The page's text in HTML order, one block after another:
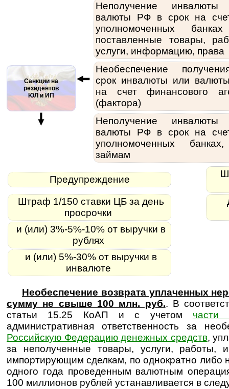
Санкции на
резидентов
ЮЛ и ИП
Неполучение инвалюты
валюты РФ в срок на
уполномоченных
поставленные товары,
услуги, информацию, права
Необеспечение
срок инвалюты или
на счет финансового
(фактора)
Неполучение инвалюты
валюты РФ в срок на
уполномоченных
займам
Предупреждение
Штраф 1/150 ставки ЦБ за день
просрочки
и (или) 3%-5%-10% от выручки в
рублях
и (или) 5%-30% от выручки в
инвалюте
Необеспечение возврата уплаченных
сумму не свыше 100 млн. руб.. В
статьи 15.25 КоАП и с учетом части
административная ответственность за
Российскую Федерацию денежных средств,
за неполученные товары, услуги, работы,
импортирующим сделкам, по однократно либо
одного года проведенным валютным
100 миллионов рублей устанавливается в